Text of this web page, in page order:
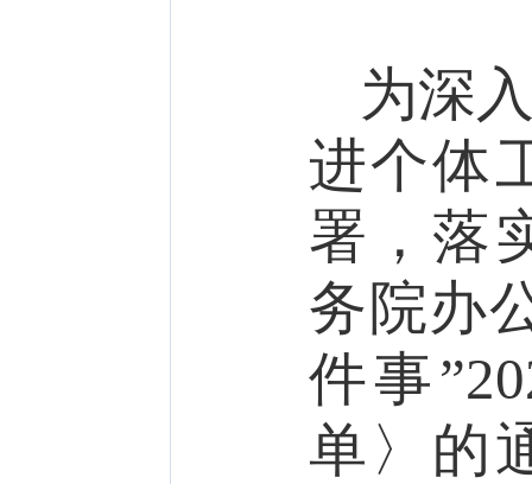
为深
进个体
署，落
务院办
件事”
单〉的